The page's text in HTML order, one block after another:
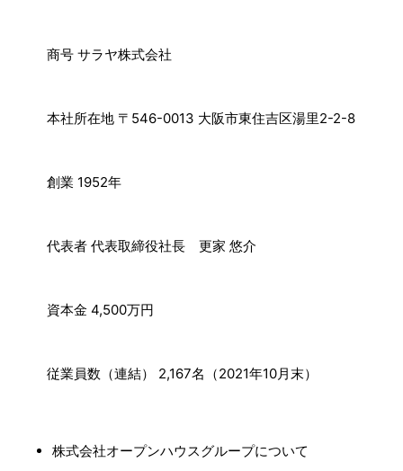
商号 サラヤ株式会社
本社所在地 〒546-0013 大阪市東住吉区湯里2-2-8
創業 1952年
代表者 代表取締役社長 更家 悠介
資本金 4,500万円
従業員数（連結） 2,167名（2021年10月末）
株式会社オープンハウスグループについて